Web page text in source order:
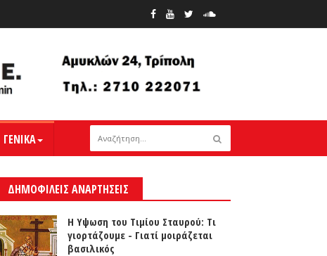
ΓΕΝΙΚΑ
ΔΗΜΟΦΙΛΕΙΣ ΑΝΑΡΤΗΣΕΙΣ
Η Υψωση του Τιμίου Σταυρού: Τι
γιορτάζουμε - Γιατί μοιράζεται
βασιλικός